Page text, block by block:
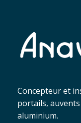
Concepteur et
portails,
aluminium.